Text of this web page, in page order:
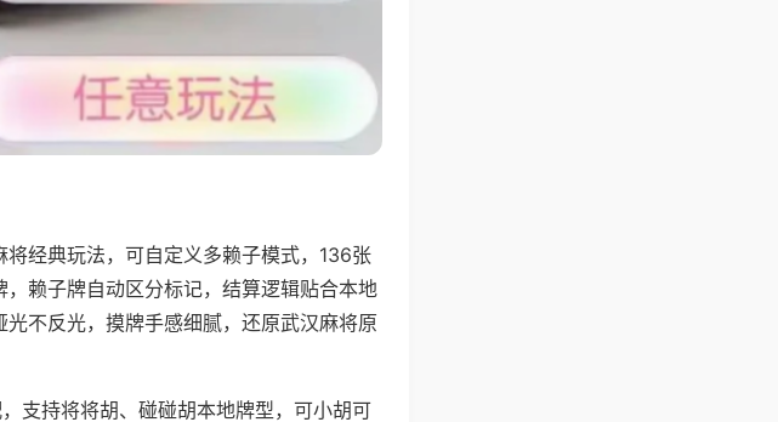
将经典玩法，可自定义多赖子模式，136张
赖子牌自动区分标记，结算逻辑贴合本地
不反光，摸牌手感细腻，还原武汉麻将原
支持将将胡、碰碰胡本地牌型，可小胡可